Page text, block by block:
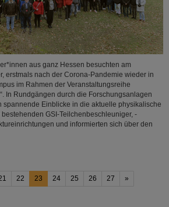
aus ganz Hessen besuchten am
erstmals nach der Corona-Pandemie wieder in
im Rahmen der Veranstaltungsreihe
In Rundgängen durch die Forschungsanlagen
Einblicke in die aktuelle physikalische
GSI-Teilchenbeschleuniger, -
und informierten sich über den
22 23 24 25 26 27 »